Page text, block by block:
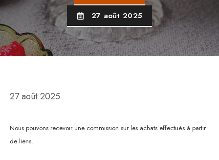
27 août 2025
27 août 2025
Nous pouvons recevoir une commission sur les achats effectués à partir
de liens.